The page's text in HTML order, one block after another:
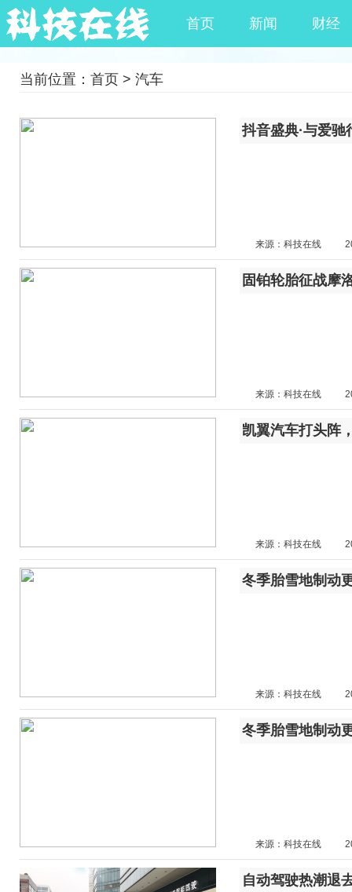
首页 新闻 财经
当前位置： 首页 > 汽车
抖音盛典·与爱
来源：科技在线
固铂轮胎征战摩
来源：科技在线
凯翼汽车打头阵
来源：科技在线
冬季胎雪地制动
来源：科技在线
冬季胎雪地制动
来源：科技在线
自动驾驶热潮退